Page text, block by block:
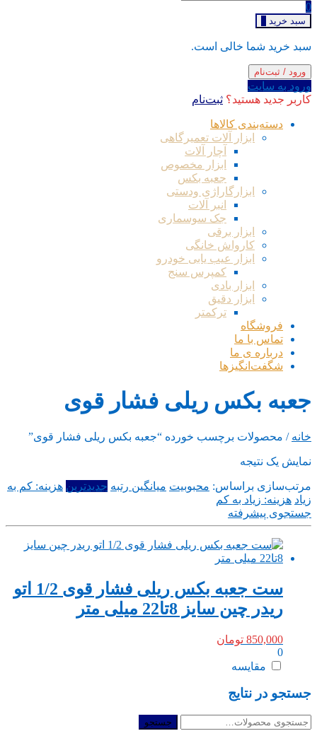
0
سبد خرید
سبد خرید شما خالی است.
ورود / ثبت‌نام
ورود به سایت
کاربر جدید هستید؟ ثبت‌نام
دسته‌بندی کالاها
ابزار آلات تعمیرگاهی
آچار آلات
ابزار مخصوص
جعبه بکس
ابزارگاراژی ودستی
انبر آلات
جک سوسماری
ابزار برقی
کارواش خانگی
ابزار عیب یابی خودرو
کمپرس سنج
ابزار بادی
ابزار دقیق
ترکمتر
فروشگاه
تماس با ما
درباره ی ما
شگفت‌انگیزها
جعبه بکس ریلی فشار قوی
خانه / محصولات برچسب خورده “جعبه بکس ریلی فشار قوی”
نمایش یک نتیجه
مرتب‌سازی براساس: محبوبیت میانگین رتبه جدیدترین هزینه: کم به
زیاد هزینه: زیاد به کم
جستجوی پیشرفته
ست جعبه بکس ریلی فشار قوی 1/2 اتو
ریدر چین سایز 8تا22 میلی متر
850,000 تومان
0
مقایسه
جستجو در نتایج
جستجو
جستجو